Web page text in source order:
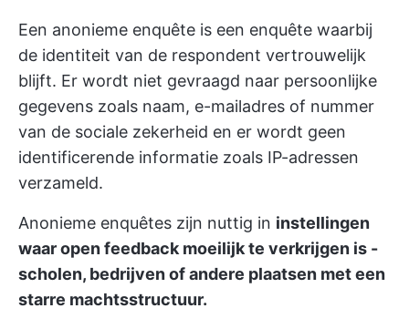
Een anonieme enquête is een enquête waarbij
de identiteit van de respondent vertrouwelijk
blijft. Er wordt niet gevraagd naar persoonlijke
gegevens zoals naam, e-mailadres of nummer
van de sociale zekerheid en er wordt geen
identificerende informatie zoals IP-adressen
verzameld.
Anonieme enquêtes zijn nuttig in instellingen
waar open feedback moeilijk te verkrijgen is -
scholen, bedrijven of andere plaatsen met een
starre machtsstructuur.